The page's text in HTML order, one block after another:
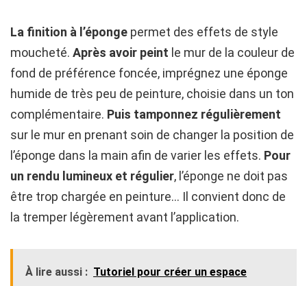
La finition à l’éponge permet des effets de style
moucheté. Après avoir peint le mur de la couleur de
fond de préférence foncée, imprégnez une éponge
humide de très peu de peinture, choisie dans un ton
complémentaire. Puis tamponnez régulièrement
sur le mur en prenant soin de changer la position de
l’éponge dans la main afin de varier les effets. Pour
un rendu lumineux et régulier, l’éponge ne doit pas
être trop chargée en peinture… Il convient donc de
la tremper légèrement avant l’application.
À lire aussi : Tutoriel pour créer un espace